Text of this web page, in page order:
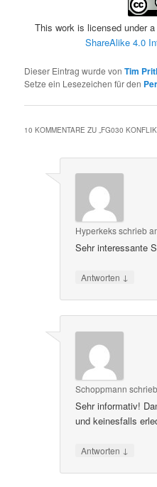
This work is licensed under a
ShareAlike 4.0
Dieser Eintrag wurde vonTim
Setze ein Lesezeichen für den
10 KOMMENTARE ZU „FG030
Hyperkeksschrieb
Sehr interessante
Antworten ↓
Schoppmann schrieb
Sehr informativ!
und keinesfalls
Antworten ↓